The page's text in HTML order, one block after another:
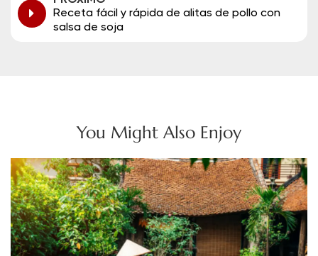
Receta fácil y rápida de alitas de pollo con
salsa de soja
You Might Also Enjoy